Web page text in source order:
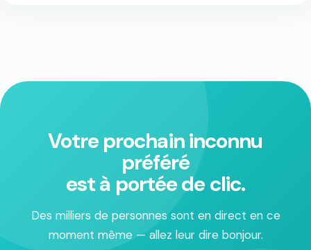
Votre prochain inconnu
préféré
est à portée de clic.
Des milliers de personnes sont en direct en ce
moment même — allez leur dire bonjour.